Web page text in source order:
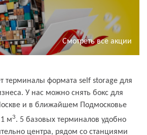
Смотреть все акции
терминалы формата self storage для
У нас можно снять бокс для
и в ближайшем Подмосковье
м3. 5 базовых терминалов удобно
центра, рядом со станциями